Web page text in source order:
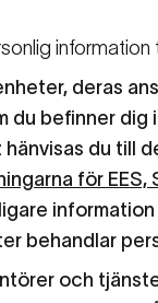
information
deras
du befinner dig
hänvisas du till
för EES,
information
behandlar
och